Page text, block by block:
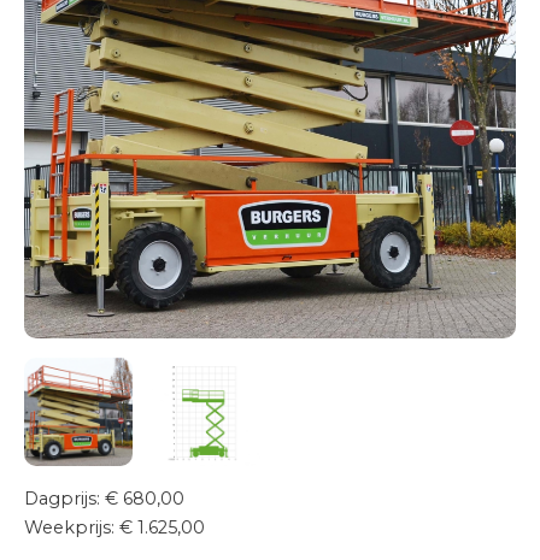
Nieuws
Over
ons
Over Burgers Verhuur
Transportservice
Onderhoud & keuring
24/7 Servicedienst
Training
Projecten
Vacatures
Certificeringen
Erkend leerbedrijf
Duurzaam ondernemen
Short Lease
Contact
Dagprijs: € 680,00
Weekprijs: € 1.625,00